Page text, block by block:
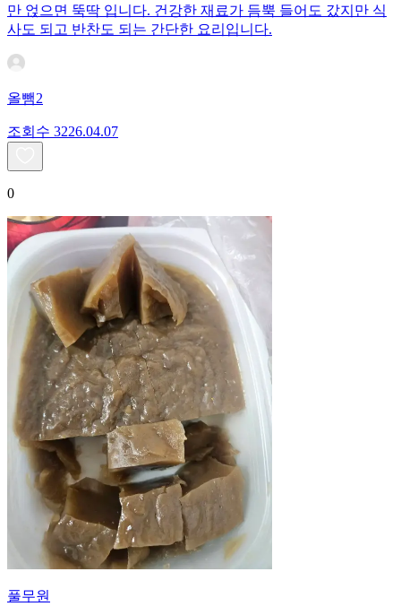
만 얹으면 뚝딱 입니다. 건강한 재료가 듬뿍 들어도 갔지만 식
사도 되고 반찬도 되는 간단한 요리입니다.
올뺌2
조회수 3226.04.07
0
풀무원